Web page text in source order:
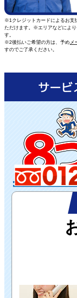
※1クレジットカードによるお支
ただけます。※エリアなどによ
す。
※2後払いご希望の方は、予めメ
すのでご了承ください。